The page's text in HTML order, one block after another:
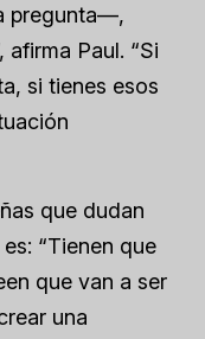
pregunta—,
afirma Paul. “Si
si tienes esos
que dudan
“Tienen que
que van a ser
una